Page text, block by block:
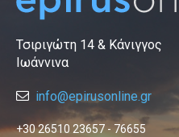
Τσιριγώτη 14 & Κάνιγγος
Ιωάννινα
info@epirusonline.gr
+30 26510 23657 - 76655